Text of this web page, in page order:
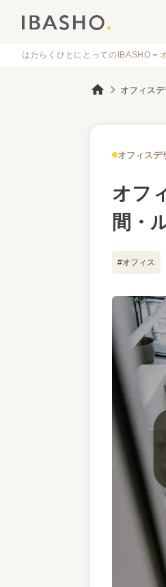
はたらくひとにとってのIBASHO＝
オフィス
オフィスデ
オフ
間・
#オフィス